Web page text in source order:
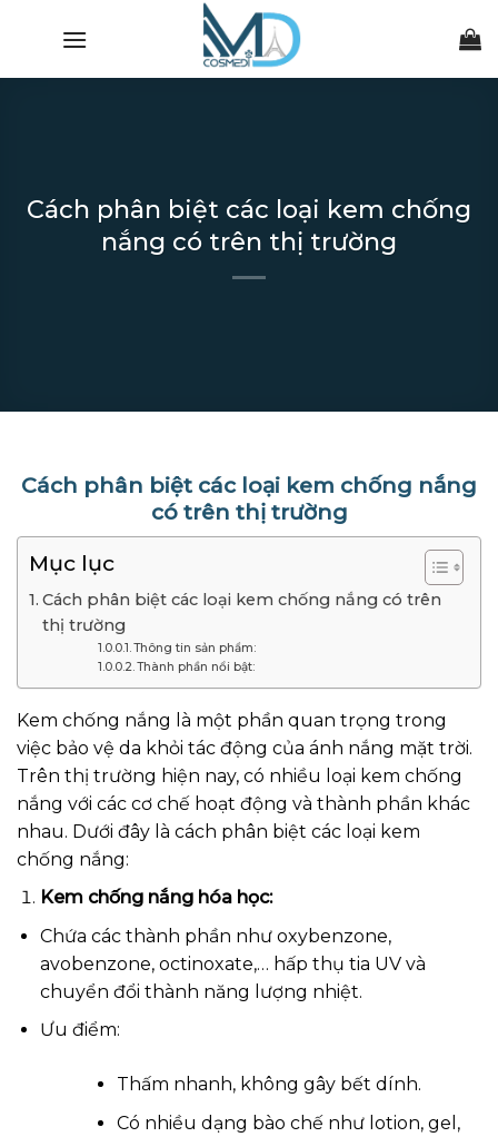
Cách phân biệt các loại kem chống
nắng có trên thị trường
Cách phân biệt các loại kem chống nắng
có trên thị trường
Mục lục
Cách phân biệt các loại kem chống nắng có trên
thị trường
Thông tin sản phẩm:
Thành phần nổi bật:
Kem chống nắng là một phần quan trọng trong
việc bảo vệ da khỏi tác động của ánh nắng mặt trời.
Trên thị trường hiện nay, có nhiều loại kem chống
nắng với các cơ chế hoạt động và thành phần khác
nhau. Dưới đây là cách phân biệt các loại kem
chống nắng:
Kem chống nắng hóa học:
Chứa các thành phần như oxybenzone,
avobenzone, octinoxate,… hấp thụ tia UV và
chuyển đổi thành năng lượng nhiệt.
Ưu điểm:
Thấm nhanh, không gây bết dính.
Có nhiều dạng bào chế như lotion, gel,